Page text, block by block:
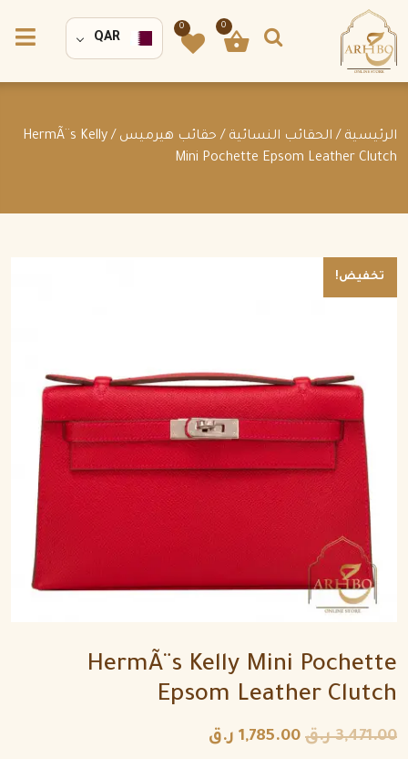
0
0
QAR
الرئيسية / الحقائب النسائية / حقائب هيرميس
/ HermÃ¨s Kelly
Mini Pochette Epsom Leather Clutch
تخفيض!
HermÃ¨s Kelly Mini Pochette
Epsom Leather Clutch
3,471.00 ر.ق 1,785.00 ر.ق